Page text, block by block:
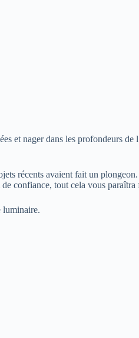
et nager dans les profondeurs de
récents avaient fait un
confiance, tout cela vous paraîtra
luminaire.